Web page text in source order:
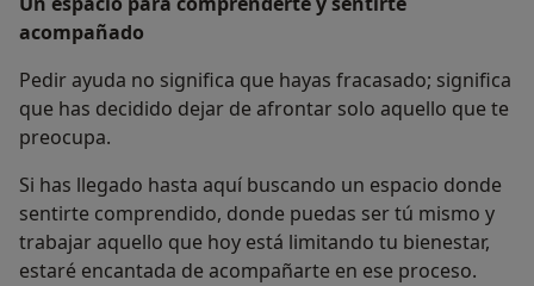
acompañado
Pedir ayuda no significa que hayas fracasado; significa
que has decidido dejar de afrontar solo aquello que te
preocupa.
Si has llegado hasta aquí buscando un espacio donde
sentirte comprendido, donde puedas ser tú mismo y
trabajar aquello que hoy está limitando tu bienestar,
estaré encantada de acompañarte en ese proceso.